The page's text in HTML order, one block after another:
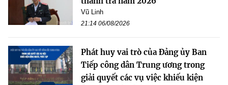
Vũ Linh
21:14 06/08/2026
Phát huy vai trò của Đảng ủy Ban
Tiếp công dân Trung ương trong
giải quyết các vụ việc khiếu kiện